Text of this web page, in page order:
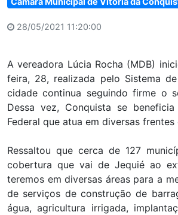
28/05/2021 11:20:00
A vereadora Lúcia Rocha (MDB)
feira, 28, realizada pelo Sistema
cidade continua seguindo firme o
Dessa vez, Conquista se
Federal que atua em diversas frentes
Ressaltou que cerca de 127
cobertura que vai de Jequié ao
teremos em diversas áreas para a
de serviços de construção de
água, agricultura irrigada,